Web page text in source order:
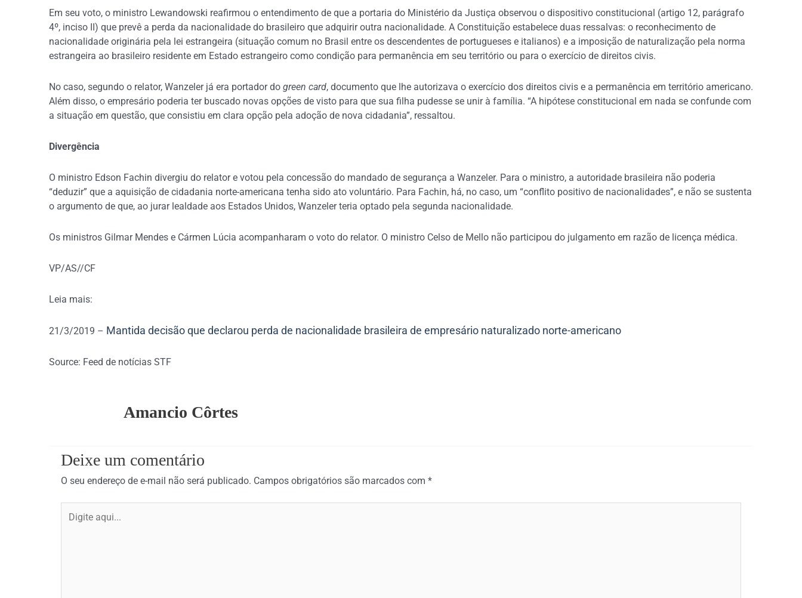
Em seu voto, o ministro Lewandowski reafirmou o entendimento de que a portaria do Ministério da Justiça observou o dispositivo constitucional (artigo 12, parágrafo
4º, inciso II) que prevê a perda da nacionalidade do brasileiro que adquirir outra nacionalidade. A Constituição estabelece duas ressalvas: o reconhecimento de
nacionalidade originária pela lei estrangeira (situação comum no Brasil entre os descendentes de portugueses e italianos) e a imposição de naturalização pela norma
estrangeira ao brasileiro residente em Estado estrangeiro como condição para permanência em seu território ou para o exercício de direitos civis.
No caso, segundo o relator, Wanzeler já era portador do green card, documento que lhe autorizava o exercício dos direitos civis e a permanência em território americano.
Além disso, o empresário poderia ter buscado novas opções de visto para que sua filha pudesse se unir à família. “A hipótese constitucional em nada se confunde com
a situação em questão, que consistiu em clara opção pela adoção de nova cidadania”, ressaltou.
Divergência
O ministro Edson Fachin divergiu do relator e votou pela concessão do mandado de segurança a Wanzeler. Para o ministro, a autoridade brasileira não poderia
“deduzir” que a aquisição de cidadania norte-americana tenha sido ato voluntário. Para Fachin, há, no caso, um “conflito positivo de nacionalidades”, e não se sustenta
o argumento de que, ao jurar lealdade aos Estados Unidos, Wanzeler teria optado pela segunda nacionalidade.
Os ministros Gilmar Mendes e Cármen Lúcia acompanharam o voto do relator. O ministro Celso de Mello não participou do julgamento em razão de licença médica.
VP/AS//CF
Leia mais:
21/3/2019 – Mantida decisão que declarou perda de nacionalidade brasileira de empresário naturalizado norte-americano
Source: Feed de notícias STF
Amancio Côrtes
Deixe um comentário
O seu endereço de e-mail não será publicado. Campos obrigatórios são marcados com *
aqui...